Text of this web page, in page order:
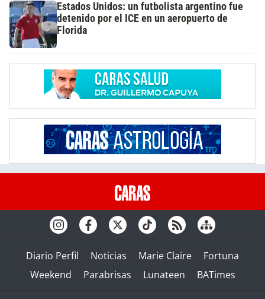
Estados Unidos: un futbolista argentino fue
detenido por el ICE en un aeropuerto de
Florida
Diario Perfil Noticias Marie Claire
Fortuna
Weekend
Parabrisas Lunateen BATimes